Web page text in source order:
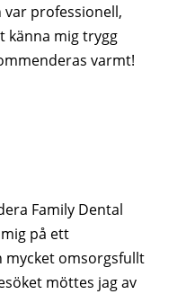
professionell,
känna mig trygg
varmt!
Family Dental
på ett
mycket omsorgsfullt
möttes jag av